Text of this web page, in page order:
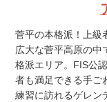
菅平の本格派！上級
広大な菅平高原の中
格派エリア。FIS公
者も満足できる手ご
練習に訪れるゲレン